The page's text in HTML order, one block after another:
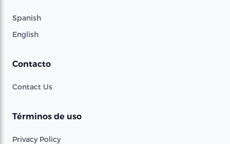
Spanish
English
Contacto
Contact Us
Términos de uso
Privacy Policy